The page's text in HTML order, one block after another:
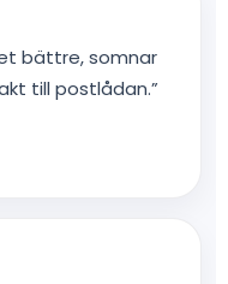
bättre, somnar
till postlådan.”